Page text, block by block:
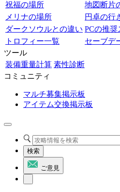
祝福の場所
地図断片
メリナの場所
円卓の行
ダークソウルとの違い PCの推奨
トロフィー一覧
セーブデ
ツール
装備重量計算 素性診断
コミュニティ
マルチ募集掲示板
アイテム交換掲示板
検索
ご意見